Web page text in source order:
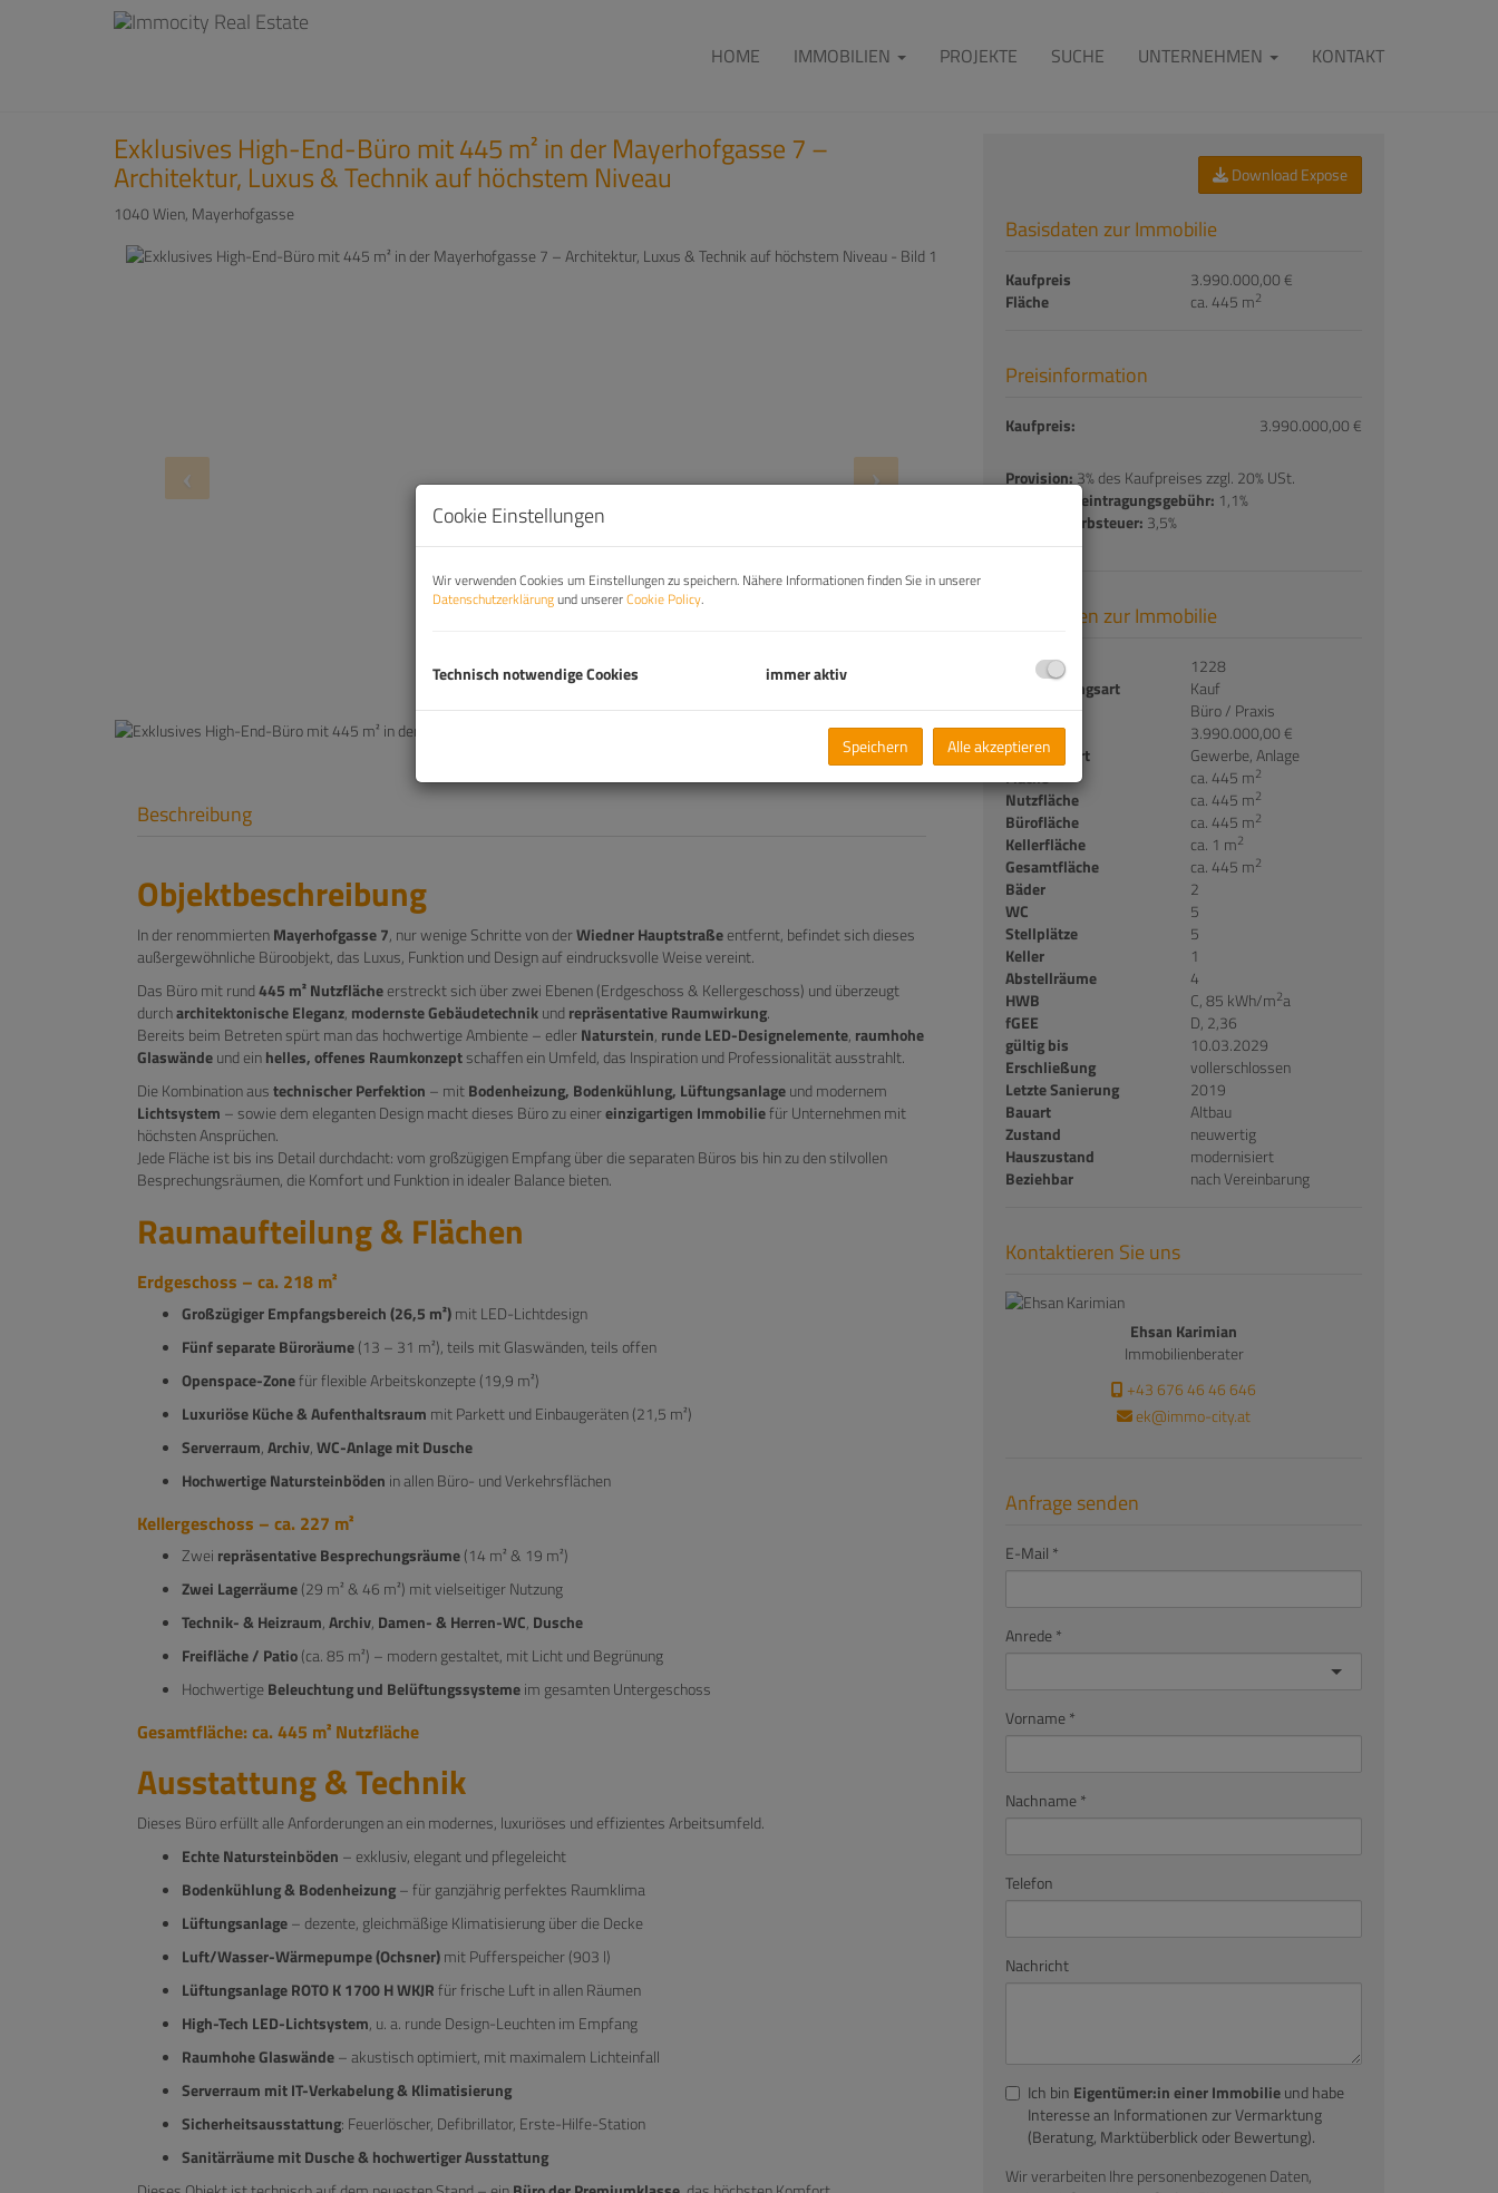
HOME IMMOBILIEN PROJEKTE SUCHE UNTERNEHMEN KONTAKT
Exklusives High-End-Büro mit 445 m² in der Mayerhofgasse 7 –
Architektur, Luxus & Technik auf höchstem Niveau
1040 Wien, Mayerhofgasse
Beschreibung
Objektbeschreibung
In der renommiertenMayerhofgasse 7, nur wenige Schritte von derWiedner Hauptstraßeentfernt, befindet sich dieses
außergewöhnliche Büroobjekt, das Luxus, Funktion und Design auf eindrucksvolle Weise vereint.
Das Büro mit rund445 m² Nutzflächeerstreckt sich über zwei Ebenen (Erdgeschoss & Kellergeschoss) und überzeugt
durcharchitektonische Eleganz, modernste Gebäudetechnikundrepräsentative Raumwirkung.
Bereits beim Betreten spürt man das hochwertige Ambiente – edlerNaturstein, runde LED-Designelemente, raumhohe
Glaswändeund einhelles, offenes Raumkonzeptschaffen ein Umfeld, das Inspiration und Professionalität ausstrahlt.
Die Kombination austechnischer Perfektion – mitBodenheizung, Bodenkühlung, Lüftungsanlageund modernem
Lichtsystem – sowie dem eleganten Design macht dieses Büro zu einereinzigartigen Immobiliefür Unternehmen mit
höchsten Ansprüchen.
Jede Fläche ist bis ins Detail durchdacht: vom großzügigen Empfang über die separaten Büros bis hin zu den stilvollen
Besprechungsräumen, die Komfort und Funktion in idealer Balance bieten.
Raumaufteilung & Flächen
Erdgeschoss – ca. 218 m²
Großzügiger Empfangsbereich (26,5 m²)mit LED-Lichtdesign
Fünf separate Büroräume(13 – 31 m²), teils mit Glaswänden, teils offen
Openspace-Zonefür flexible Arbeitskonzepte (19,9 m²)
Luxuriöse Küche & Aufenthaltsraum mit Parkett und Einbaugeräten (21,5 m²)
Serverraum,Archiv,WC-Anlage mit Dusche
Hochwertige Natursteinböden in allen Büro- und Verkehrsflächen
Kellergeschoss – ca. 227 m²
Zwei repräsentative Besprechungsräume(14 m² & 19 m²)
Zwei Lagerräume(29 m² & 46 m²) mit vielseitiger Nutzung
Technik- & Heizraum,Archiv, Damen- & Herren-WC, Dusche
Freifläche / Patio(ca. 85 m²) – modern gestaltet, mit Licht und Begrünung
HochwertigeBeleuchtung und Belüftungssystemeim gesamten Untergeschoss
Gesamtfläche: ca. 445 m² Nutzfläche
Ausstattung & Technik
Dieses Büro erfüllt alle Anforderungen an ein modernes, luxuriöses und effizientes Arbeitsumfeld.
Echte Natursteinböden – exklusiv, elegant und pflegeleicht
Bodenkühlung & Bodenheizung– für ganzjährig perfektes Raumklima
Lüftungsanlage– dezente, gleichmäßige Klimatisierung über die Decke
Luft/Wasser-Wärmepumpe (Ochsner)mit Pufferspeicher (903 l)
Lüftungsanlage ROTO K 1700 H WKJRfür frische Luft in allen Räumen
High-Tech LED-Lichtsystem, u. a. runde Design-Leuchten im Empfang
Raumhohe Glaswände– akustisch optimiert, mit maximalem Lichteinfall
Serverraum mit IT-Verkabelung & Klimatisierung
Sicherheitsausstattung: Feuerlöscher, Defibrillator, Erste-Hilfe-Station
Sanitärräume mit Dusche & hochwertiger Ausstattung
Download Expose
Basisdaten zur Immobilie
Kaufpreis
3.990.000,00 €
Fläche
ca. 445 m2
Preisinformation
Kaufpreis: 3.990.000,00 €
Provision: 3% des Kaufpreises zzgl. 20% USt.
Grundbucheintragungsgebühr: 1,1%
Grunderwerbsteuer: 3,5%
Basisdaten zur Immobilie
Objektnr.
1228
Vermarktungsart
Kauf
Objektart
Büro / Praxis
Kaufpreis
3.990.000,00 €
Nutzungsart
Gewerbe Anlage
Fläche
ca. 445 m2
Nutzfläche ca. 445 m2
Bürofläche ca. 445 m2
Kellerfläche ca. 1 m2
Gesamtfläche ca. 445 m2
Bäder
2
WC
5
Stellplätze
5
Keller
1
Abstellräume
4
HWB
C, 85 kWh/m2a
fGEE
D, 2,36
gültig bis
10.03.2029
Erschließung
vollerschlossen
Letzte Sanierung
2019
Bauart
Altbau
Zustand
neuwertig
Hauszustand
modernisiert
Beziehbar
nach Vereinbarung
Kontaktieren Sie uns
Ehsan Karimian
Immobilienberater
+43 676 46 46 646
ek@immo-city.at
Anfrage senden
E-Mail
Anrede
Vorname
Nachname
Telefon
Nachricht
Ich bin Eigentümer:in einer Immobilieund habe
Interesse an Informationen zur Vermarktung
(Beratung, Marktüberblick oder Bewertung).
Wir verarbeiten Ihre personenbezogenen Daten,
Cookie Einstellungen
Wir verwenden Cookies um Einstellungen zu speichern. Nähere Informationen finden Sie in unserer
Datenschutzerklärungund unsererCookie Policy.
Technisch notwendige Cookies immer aktiv
Speichern Alle akzeptieren